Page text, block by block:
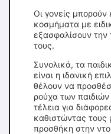
Οι γονείς μπορούν
κοσμήματα με
εξασφαλίσουν την
τους.
Συνολικά, τα
είναι η ιδανική
θέλουν να
ρούχα των παιδιών
τέλεια για
καθιστώντας τους
προσθήκη στην